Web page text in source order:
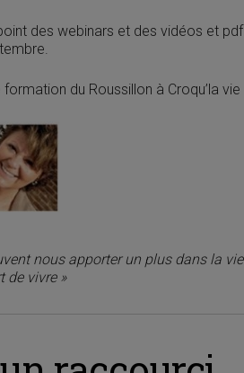
des webinars et des vidéos et pdf
du Roussillon à Croqu’la vie
nous apporter un plus dans la vie
de vivre »